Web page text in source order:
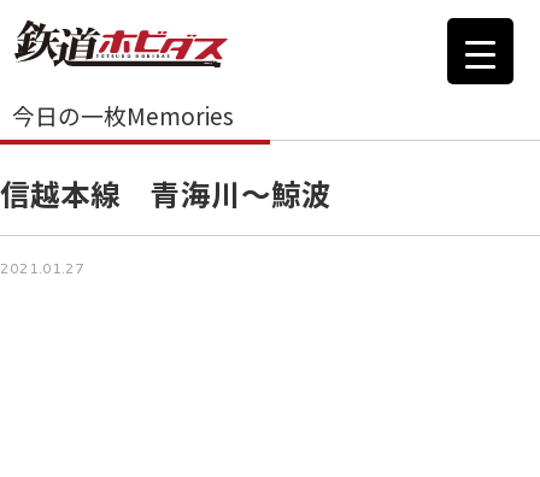
今日の一枚Memories
信越本線 青海川～鯨波
2021.01.27